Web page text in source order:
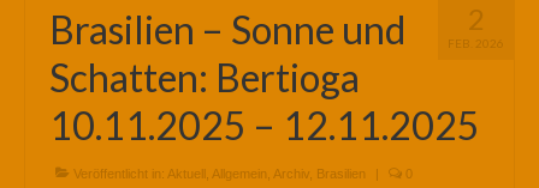
2
FEB. 2026
Brasilien – Sonne und
Schatten: Bertioga
10.11.2025 – 12.11.2025
Veröffentlicht in: Aktuell Allgemein Archiv Brasilien | 0